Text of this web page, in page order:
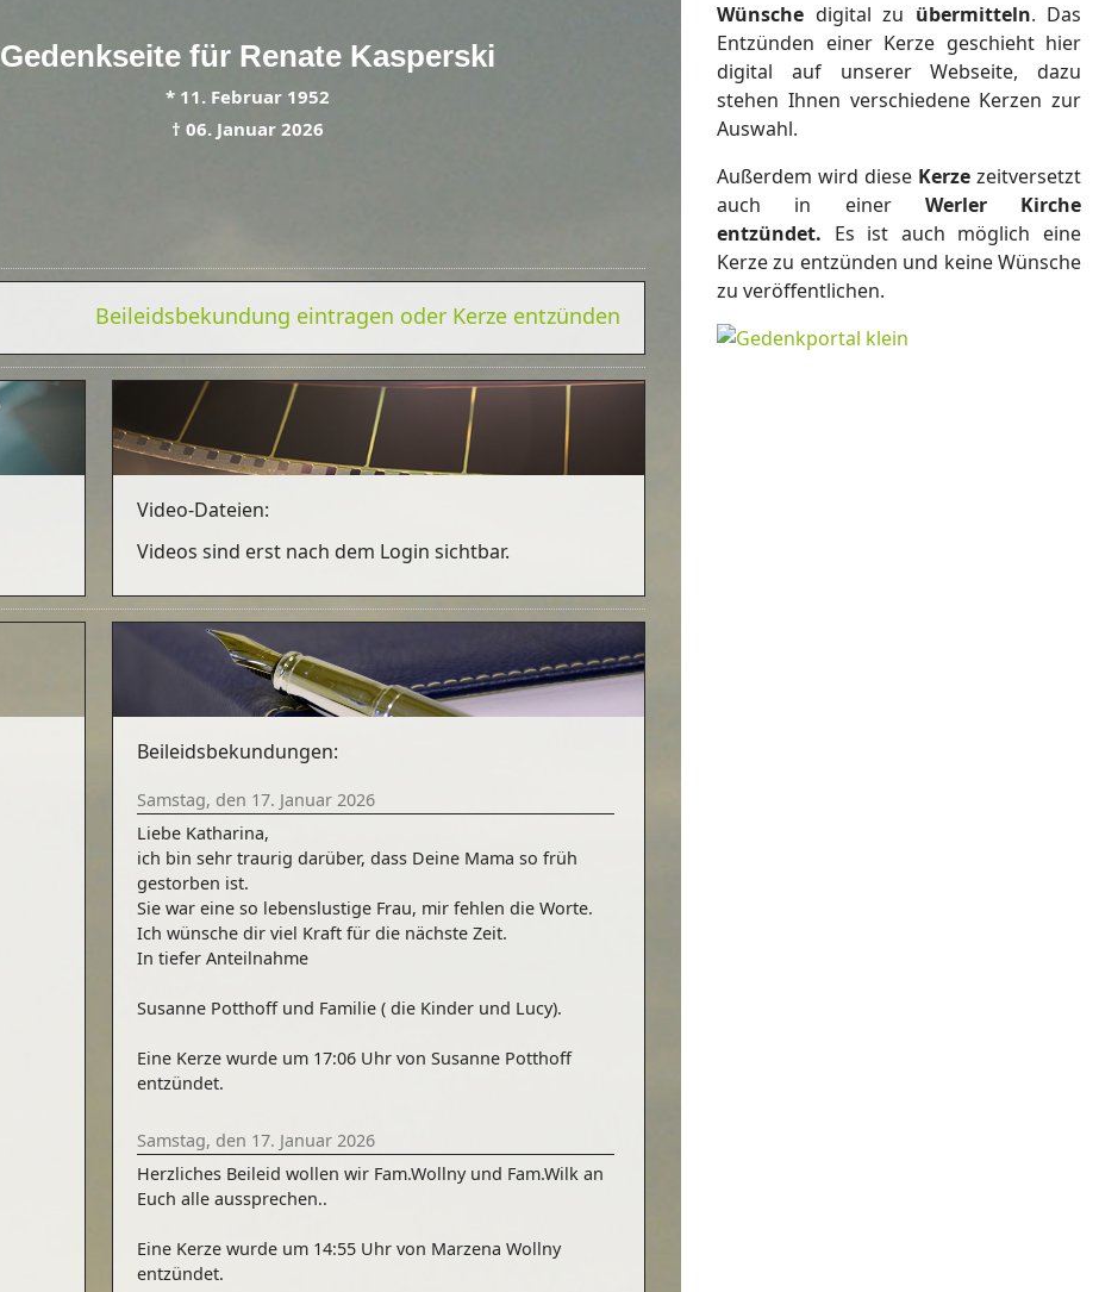
Gedenkseite für Renate Kasperski
* 11. Februar 1952
† 06. Januar 2026
Beileidsbekundung eintragen oder Kerze entzünden
Video-Dateien:
Videos sind erst nach dem Login sichtbar.
Beileidsbekundungen:
Samstag, den 17. Januar 2026
Liebe Katharina,
ich bin sehr traurig darüber, dass Deine Mama so früh
gestorben ist.
Sie war eine so lebenslustige Frau, mir fehlen die Worte.
Ich wünsche dir viel Kraft für die nächste Zeit.
In tiefer Anteilnahme
Susanne Potthoff und Familie ( die Kinder und Lucy).
Eine Kerze wurde um 17:06 Uhr von Susanne Potthoff
entzündet.
Samstag, den 17. Januar 2026
Herzliches Beileid wollen wir Fam.Wollny und Fam.Wilk an
Euch alle aussprechen..
Eine Kerze wurde um 14:55 Uhr von Marzena Wollny
entzündet.
Wünsche digital zu übermitteln. Das
Entzünden einer Kerze geschieht hier
digital auf unserer Webseite, dazu
stehen Ihnen verschiedene Kerzen zur
Auswahl.
Außerdem wird diese Kerze zeitversetzt
auch in einer Werler Kirche
entzündet. Es ist auch möglich eine
Kerze zu entzünden und keine Wünsche
zu veröffentlichen.